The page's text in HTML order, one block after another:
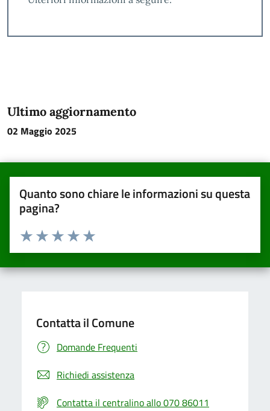
Ultimo aggiornamento
02 Maggio 2025
Quanto sono chiare le informazioni su questa
pagina?
Valuta da 1 a 5 stelle la pagina
Valuta 5 stelle su 5
Valuta 4 stelle su 5
Valuta 3 stelle su 5
Valuta 2 stelle su 5
Valuta una stella su 5
Contatta il Comune
Domande Frequenti
Richiedi assistenza
Contatta il centralino allo 070 86011